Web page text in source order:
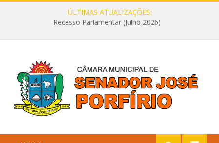
ÚLTIMAS ATUALIZAÇÕES:
Recesso Parlamentar (Julho 2026)